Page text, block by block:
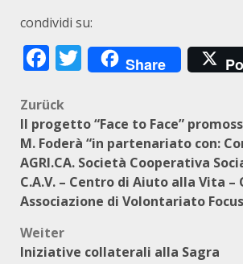
condividi su:
Facebook
Twitter
Share
Beitragsnavigation
Zurück
Il progetto “Face to Face”
M. Foderà “in partenariato con:
AGRI.CA. Società Cooperativa
C.A.V. – Centro di Aiuto alla Vita –
Associazione di Volontariato
Weiter
Iniziative collaterali alla Sagra